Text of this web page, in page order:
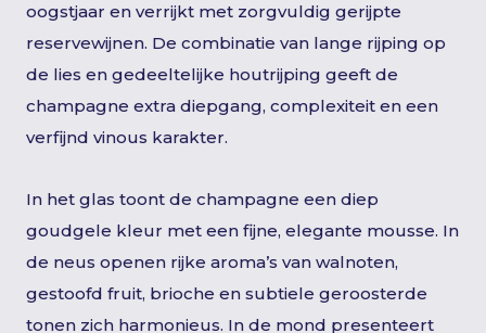
oogstjaar en verrijkt met zorgvuldig gerijpte
reservewijnen. De combinatie van lange rijping op
de lies en gedeeltelijke houtrijping geeft de
champagne extra diepgang, complexiteit en een
verfijnd vinous karakter.
In het glas toont de champagne een diep
goudgele kleur met een fijne, elegante mousse. In
de neus openen rijke aroma’s van walnoten,
gestoofd fruit, brioche en subtiele geroosterde
tonen zich harmonieus. In de mond presenteert